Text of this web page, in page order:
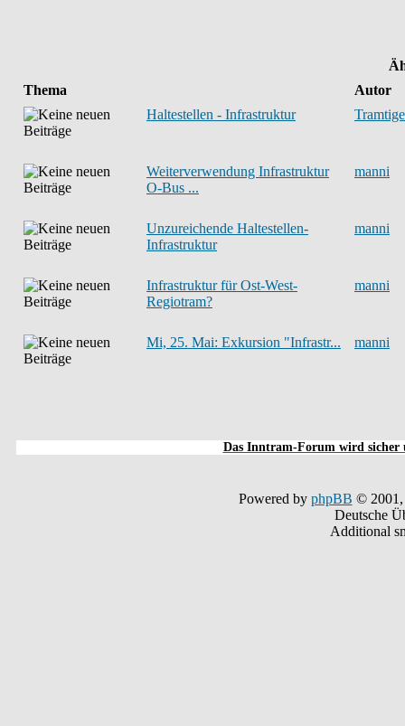
Thema
Autor
Haltestellen - Infrastruktur
Weiterverwendung Infrastruktur
O-Bus ...
manni
Unzureichende Haltestellen-
Infrastruktur
manni
Infrastruktur für Ost-West-
Regiotram?
manni
Mi, 25. Mai: Exkursion "Infrastr... manni
Das Inntram-Forum wird sicher
Powered by phpBB © 2001,
Deutsche
Additional